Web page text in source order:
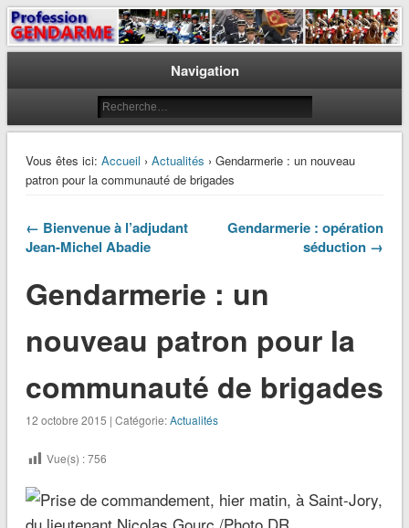
Profession Gendarme
Le journal des gendarmes
Navigation
Vous êtes ici: Accueil › Actualités › Gendarmerie : un nouveau
patron pour la communauté de brigades
← Bienvenue à l’adjudant
Jean-Michel Abadie
Gendarmerie : opération
séduction →
Gendarmerie : un
nouveau patron pour la
communauté de brigades
12 octobre 2015 | Catégorie:Actualités
Vue(s) :756